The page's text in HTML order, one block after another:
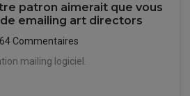
patron aimerait que vous
emailing art directors
64 Commentaires
mailing logiciel.